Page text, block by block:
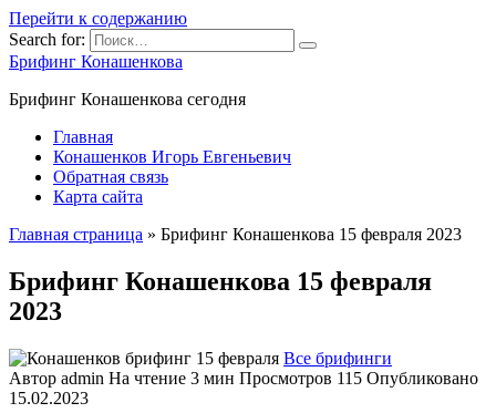
Перейти к содержанию
Search for:
Брифинг Конашенкова
Брифинг Конашенкова сегодня
Главная
Конашенков Игорь Евгеньевич
Обратная связь
Карта сайта
Главная страница » Брифинг Конашенкова 15 февраля 2023
Брифинг Конашенкова 15 февраля
2023
Все брифинги
Автор admin На чтение 3 мин Просмотров 115 Опубликовано
15.02.2023